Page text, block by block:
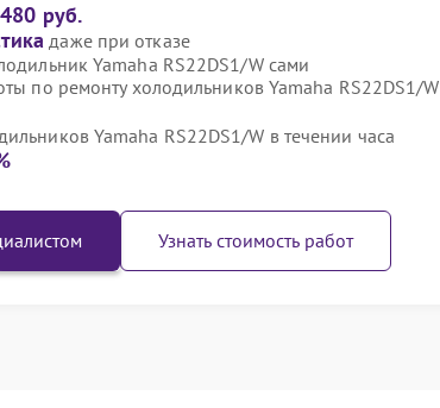
руб.
даже при отказе
Yamaha RS22DS1/W сами
по ремонту холодильников Yamaha RS22DS1/W
Yamaha RS22DS1/W в течении часа
Узнать стоимость работ